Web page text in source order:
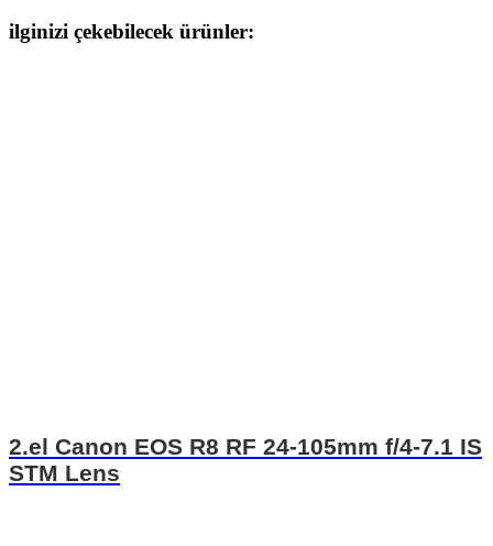
ilginizi çekebilecek ürünler:
2.el Canon EOS R8 RF 24-105mm f/4-7.1 IS
STM Lens